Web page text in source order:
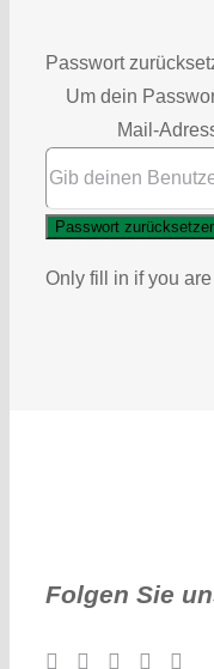
Passwort
Um dein
Mail-
Only fill in if you
Folgen Sie